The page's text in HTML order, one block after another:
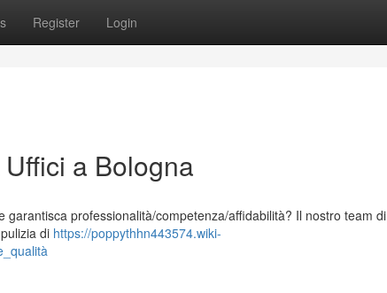
Register Login
a Bologna
professionalità/competenza/affidabilità? Il nostro team di
di https://poppythhn443574.wiki-